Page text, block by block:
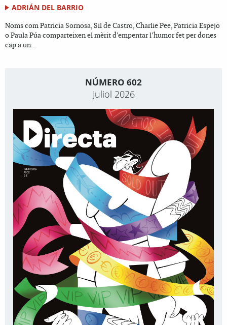
ADRIÁN DEL BARRIO
Noms com Patricia Sornosa, Sil de Castro, Charlie Pee, Patricia Espejo
o Paula Púa comparteixen el mèrit d’empentar l’humor fet per dones
cap a un...
NÚMERO 602
Juliol 2026